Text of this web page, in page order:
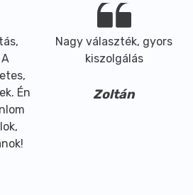
Én
Nagy választék, gyors
kiszolgálás
Zoltán